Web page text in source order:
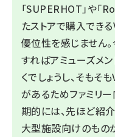
「SUPERHOT」や「
たストアで購入でき
優位性を感じません
すればアミューズメ
くでしょうし、そも
があるためファミリ
期的には、先ほど紹
大型施設向けのもの